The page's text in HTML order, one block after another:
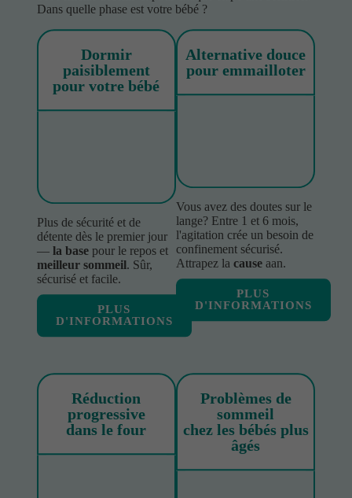
Dans quelle phase est votre bébé ?
Dormir
paisiblement
pour votre bébé
Plus de sécurité et de
détente dès le premier jour
— la basepour le repos et
meilleur sommeil. Sûr,
sécurisé et facile.
PLUS
D'INFORMATIONS
Alternative douce
pour emmailloter
Vous avez des doutes sur le
lange? Entre 1 et 6 mois,
l'agitation crée un besoin de
confinement sécurisé.
Attrapez la causeaan.
PLUS
D'INFORMATIONS
Réduction
progressive
dans le four
Problèmes de
sommeil
chez les bébés plus
âgés